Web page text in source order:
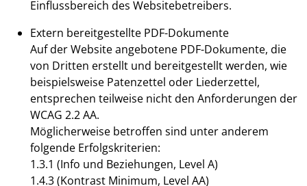
Einflussbereich des Websitebetreibers.
Extern bereitgestellte PDF-Dokumente
Auf der Website angebotene PDF-Dokumente, die
von Dritten erstellt und bereitgestellt werden, wie
beispielsweise Patenzettel oder Liederzettel,
entsprechen teilweise nicht den Anforderungen der
WCAG 2.2 AA.
Möglicherweise betroffen sind unter anderem
folgende Erfolgskriterien:
1.3.1 (Info und Beziehungen, Level A)
1.4.3 (Kontrast Minimum, Level AA)